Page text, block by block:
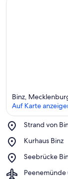
Binz,
Auf Karte
Strand von
Place,
von
Kurhaus Binz
Place,
Binz
Seebrücke
Place,
Binz
Peenemünde
Airport,